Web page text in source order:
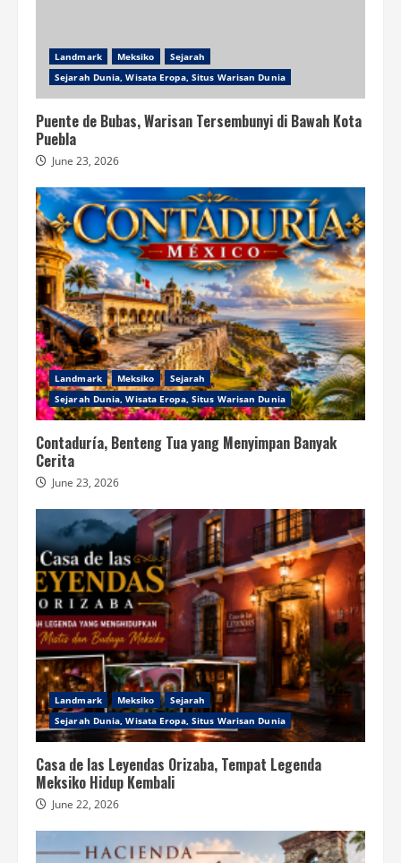
Landmark Meksiko
Sejarah
Sejarah Dunia, Wisata Eropa, Situs Warisan Dunia
Puente de Bubas, Warisan Tersembunyi di Bawah Kota
Puebla
June 23, 2026
Landmark Meksiko
Sejarah
Sejarah Dunia, Wisata Eropa, Situs Warisan Dunia
Contaduría, Benteng Tua yang Menyimpan Banyak
Cerita
June 23, 2026
Landmark Meksiko
Sejarah
Sejarah Dunia, Wisata Eropa, Situs Warisan Dunia
Casa de las Leyendas Orizaba, Tempat Legenda
Meksiko Hidup Kembali
June 22, 2026